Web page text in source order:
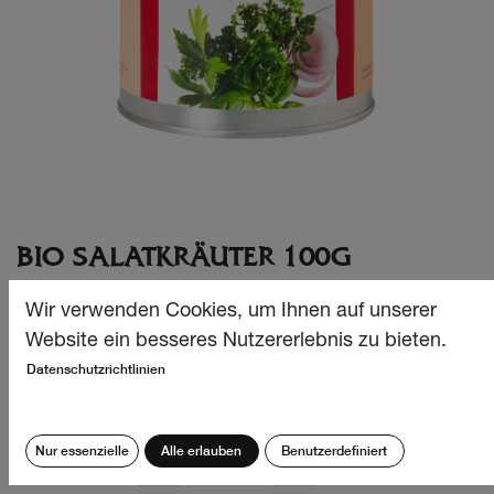
BIO SALATKRÄUTER 100G
Selbstgemachte Salatsauce ist immer noch die Beste –
deshalb gibt es unsere Bio Salatkräuter in der
Menge:
Wir verwenden Cookies, um Ihnen auf unserer
Website ein besseres Nutzererlebnis zu bieten.
Datenschutzrichtlinien
Nur essenzielle Alle erlauben Benutzerdefiniert